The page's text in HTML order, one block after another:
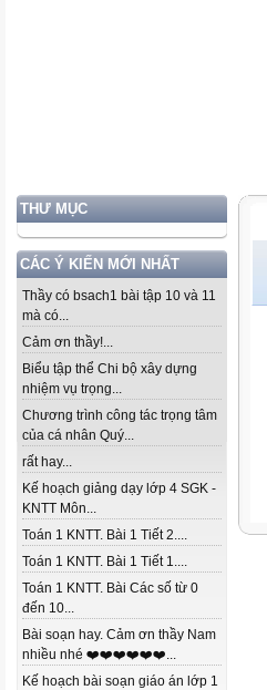
THƯ MỤC
CÁC Ý KIẾN MỚI NHẤT
Thầy có bsach1 bài tập 10 và 11
mà có...
Cảm ơn thầy!...
Biểu tập thể Chi bộ xây dựng
nhiệm vụ trọng...
Chương trình công tác trọng tâm
của cá nhân Quý...
rất hay...
Kế hoạch giảng dạy lớp 4 SGK -
KNTT Môn...
Toán 1 KNTT. Bài 1 Tiết 2....
Toán 1 KNTT. Bài 1 Tiết 1....
Toán 1 KNTT. Bài Các số từ 0
đến 10...
Bài soạn hay. Cảm ơn thầy Nam
nhiều nhé ❤️❤️❤️❤️❤️❤️...
Kế hoạch bài soạn giáo án lớp 1